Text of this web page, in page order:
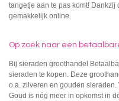
tangetje aan te pas komt! Dankzij
gemakkelijk online.
Op zoek naar een
Bij sieraden groothandel
sieraden te kopen. Deze
o.a. zilveren en gouden
Goud is nóg meer in opkomst in